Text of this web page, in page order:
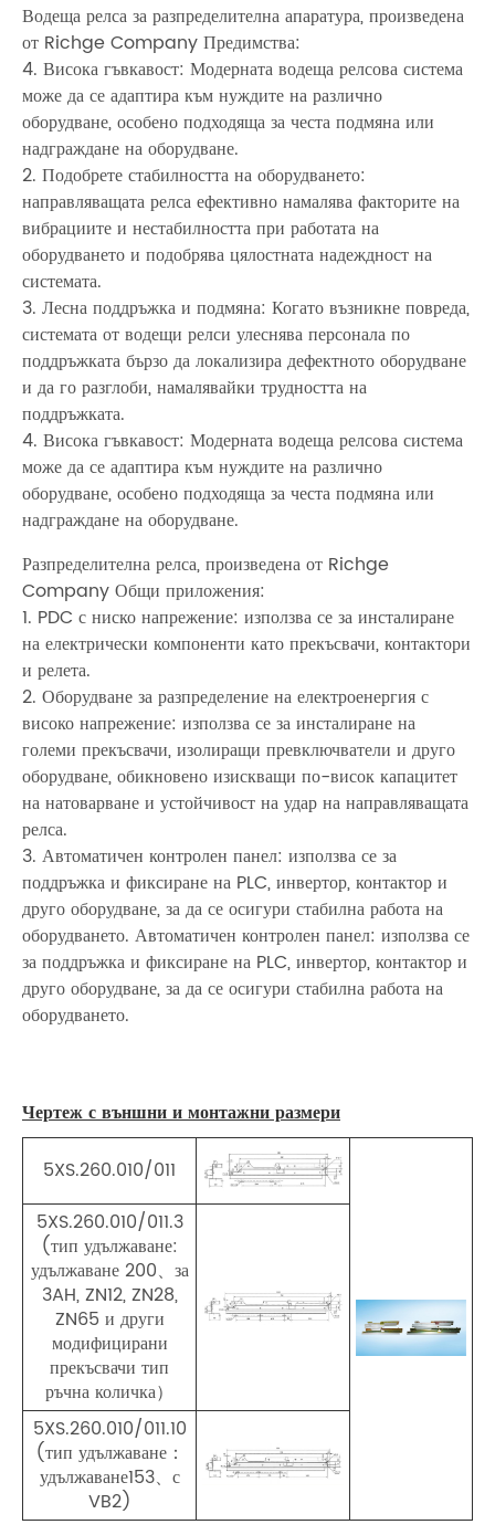
Водеща релса за разпределителна апаратура, произведена
от Richge Company Предимства:
4. Висока гъвкавост: Модерната водеща релсова система
може да се адаптира към нуждите на различно
оборудване, особено подходяща за честа подмяна или
надграждане на оборудване.
2. Подобрете стабилността на оборудването:
направляващата релса ефективно намалява факторите на
вибрациите и нестабилността при работата на
оборудването и подобрява цялостната надеждност на
системата.
3. Лесна поддръжка и подмяна: Когато възникне повреда,
системата от водещи релси улеснява персонала по
поддръжката бързо да локализира дефектното оборудване
и да го разглоби, намалявайки трудността на
поддръжката.
4. Висока гъвкавост: Модерната водеща релсова система
може да се адаптира към нуждите на различно
оборудване, особено подходяща за честа подмяна или
надграждане на оборудване.
Разпределителна релса, произведена от Richge
Company Общи приложения:
1. PDC с ниско напрежение: използва се за инсталиране
на електрически компоненти като прекъсвачи, контактори
и релета.
2. Оборудване за разпределение на електроенергия с
високо напрежение: използва се за инсталиране на
големи прекъсвачи, изолиращи превключватели и друго
оборудване, обикновено изискващи по-висок капацитет
на натоварване и устойчивост на удар на направляващата
релса.
3. Автоматичен контролен панел: използва се за
поддръжка и фиксиране на PLC, инвертор, контактор и
друго оборудване, за да се осигури стабилна работа на
оборудването. Автоматичен контролен панел: използва се
за поддръжка и фиксиране на PLC, инвертор, контактор и
друго оборудване, за да се осигури стабилна работа на
оборудването.
Чертеж с външни и монтажни размери
5XS.260.010/011
5XS.260.010/011.3
(тип удължаване:
удължаване 200、за
3AH, ZN12, ZN28,
ZN65 и други
модифицирани
прекъсвачи тип
ръчна количка）
5XS.260.010/011.10
(тип удължаване：
удължаване153、с
VB2)